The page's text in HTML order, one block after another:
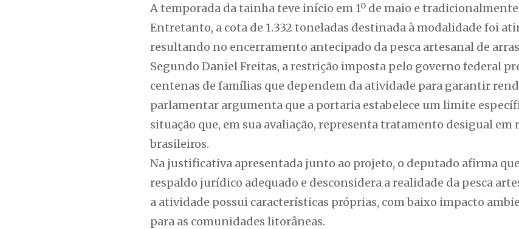
A temporada da tainha teve início em 1º de maio e
Entretanto, a cota de 1.332 toneladas destinada à modalidade foi
resultando no encerramento antecipado da pesca artesanal de
Segundo Daniel Freitas, a restrição imposta pelo governo federal
centenas de famílias que dependem da atividade para garantir
parlamentar argumenta que a portaria estabelece um limite
situação que, em sua avaliação, representa tratamento desigual em
brasileiros.
Na justificativa apresentada junto ao projeto, o deputado afirma
respaldo jurídico adequado e desconsidera a realidade da pesca
a atividade possui características próprias, com baixo impacto
para as comunidades litorâneas.